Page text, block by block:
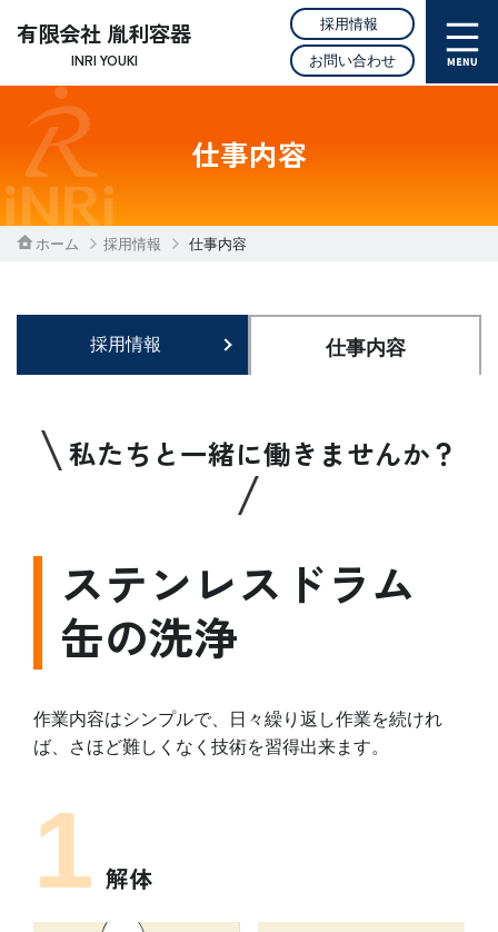
有限会社 胤利容器
INRI YOUKI
採用情報
お問い合わせ
仕事内容
ホーム 採用情報 仕事内容
採用情報 仕事内容
私たちと一緒に働きませんか？
ステンレスドラム
缶の洗浄
作業内容はシンプルで、日々繰り返し作業を続けれ
ば、さほど難しくなく技術を習得出来ます。
1 解体